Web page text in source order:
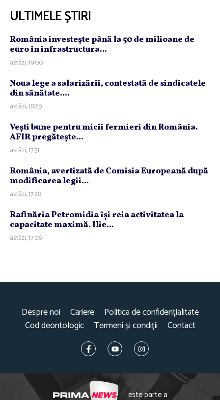
ULTIMELE ȘTIRI
România investeşte până la 50 de milioane de
euro în infrastructura...
astăzi, 19:00
Noua lege a salarizării, contestată de sindicatele
din sănătate....
astăzi, 18:29
Veşti bune pentru micii fermieri din România.
AFIR pregăteşte...
astăzi, 17:51
România, avertizată de Comisia Europeană după
modificarea legii...
astăzi, 17:28
Rafinăria Petromidia îşi reia activitatea la
capacitate maximă. Ilie...
astăzi, 17:06
Despre noi Cariere
Politica de confidențialitate
Cod deontologic
Termeni și condiții Contact
este parte a